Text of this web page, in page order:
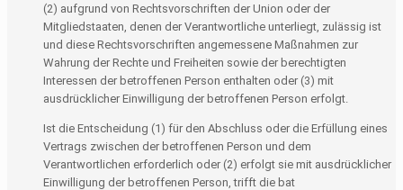
(2) aufgrund von Rechtsvorschriften der Union oder der
Mitgliedstaaten, denen der Verantwortliche unterliegt, zulässig ist
und diese Rechtsvorschriften angemessene Maßnahmen zur
Wahrung der Rechte und Freiheiten sowie der berechtigten
Interessen der betroffenen Person enthalten oder (3) mit
ausdrücklicher Einwilligung der betroffenen Person erfolgt.
Ist die Entscheidung (1) für den Abschluss oder die Erfüllung eines
Vertrags zwischen der betroffenen Person und dem
Verantwortlichen erforderlich oder (2) erfolgt sie mit ausdrücklicher
Einwilligung der betroffenen Person, trifft die bat